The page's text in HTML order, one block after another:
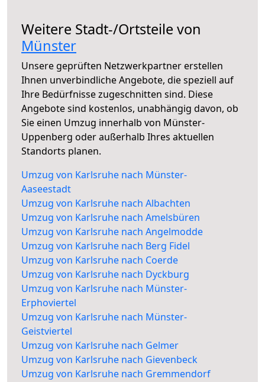
Weitere Stadt-/Ortsteile von
Münster
Unsere geprüften Netzwerkpartner erstellen
Ihnen unverbindliche Angebote, die speziell auf
Ihre Bedürfnisse zugeschnitten sind. Diese
Angebote sind kostenlos, unabhängig davon, ob
Sie einen Umzug innerhalb von Münster-
Uppenberg oder außerhalb Ihres aktuellen
Standorts planen.
Umzug von Karlsruhe nach Münster-
Aaseestadt
Umzug von Karlsruhe nach Albachten
Umzug von Karlsruhe nach Amelsbüren
Umzug von Karlsruhe nach Angelmodde
Umzug von Karlsruhe nach Berg Fidel
Umzug von Karlsruhe nach Coerde
Umzug von Karlsruhe nach Dyckburg
Umzug von Karlsruhe nach Münster-
Erphoviertel
Umzug von Karlsruhe nach Münster-
Geistviertel
Umzug von Karlsruhe nach Gelmer
Umzug von Karlsruhe nach Gievenbeck
Umzug von Karlsruhe nach Gremmendorf